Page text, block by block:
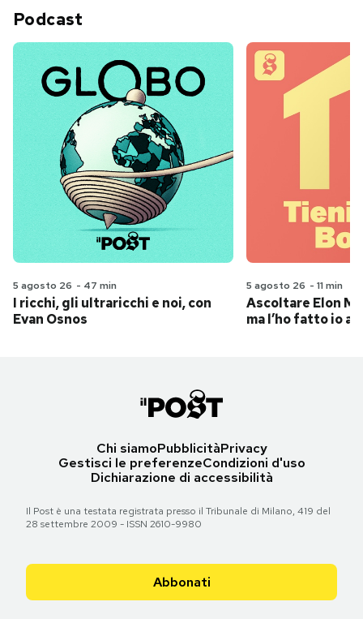
Podcast
5 agosto 26 - 47 min
I ricchi, gli ultraricchi e noi, con
Evan Osnos
5 agosto 26 - 11 min
Ascoltare Elon
ma l’ho fatto io
Chi siamoPubblicitàPrivacy
Gestisci le preferenzeCondizioni d'uso
Dichiarazione di accessibilità
Il Post è una testata registrata presso il Tribunale di Milano, 419 del
28 settembre 2009 - ISSN 2610-9980
Abbonati